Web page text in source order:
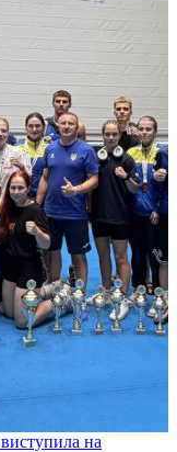
на